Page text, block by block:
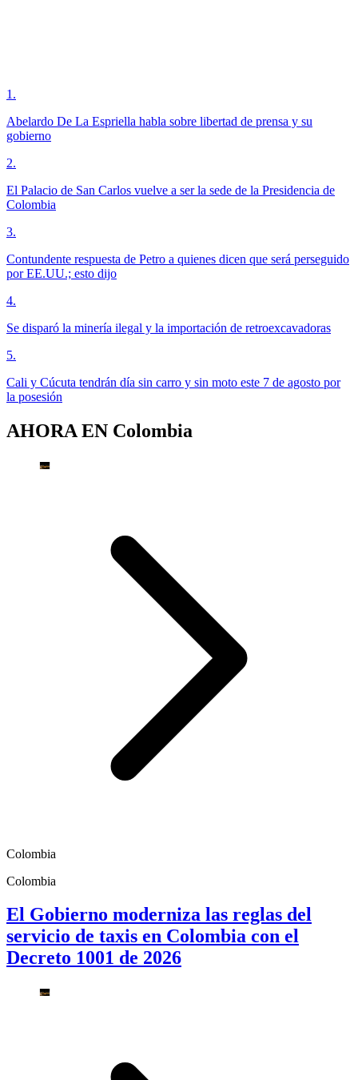
1 .
Abelardo De La Espriella habla sobre libertad de prensa y su
gobierno
2.
El Palacio de San Carlos vuelve a ser la sede de la Presidencia de
Colombia
3.
Contundente respuesta de Petro a quienes dicen que será perseguido
por EE.UU.; esto dijo
4.
Se disparó la minería ilegal y la importación de retroexcavadoras
5.
Cali y Cúcuta tendrán día sin carro y sin moto este 7 de agosto por
la posesión
AHORA EN Colombia
Colombia
Colombia
El Gobierno moderniza las reglas del
servicio de taxis en Colombia con el
Decreto 1001 de 2026